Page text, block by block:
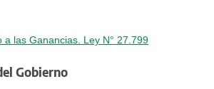
a las Ganancias. Ley N° 27.799
Gobierno